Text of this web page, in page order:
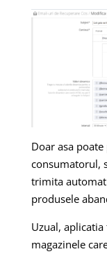
Doar asa
consumatorul,
trimita automat
produsele
Uzual,
magazinele